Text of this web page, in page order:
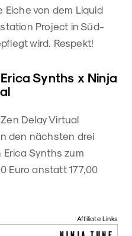
von dem Liquid
Project in Süd-
wird. Respekt!
Synths x Ninja
Delay Virtual
den nächsten drei
Synths zum
Euro anstatt 177,00
Affiliate Links